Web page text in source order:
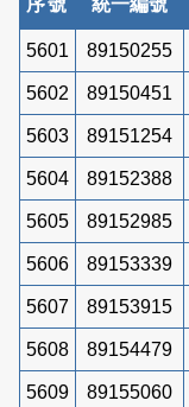
5601 89150255
5602 89150451
5603 89151254
5604 89152388
5605 89152985
5606 89153339
5607 89153915
5608 89154479
5609 89155060